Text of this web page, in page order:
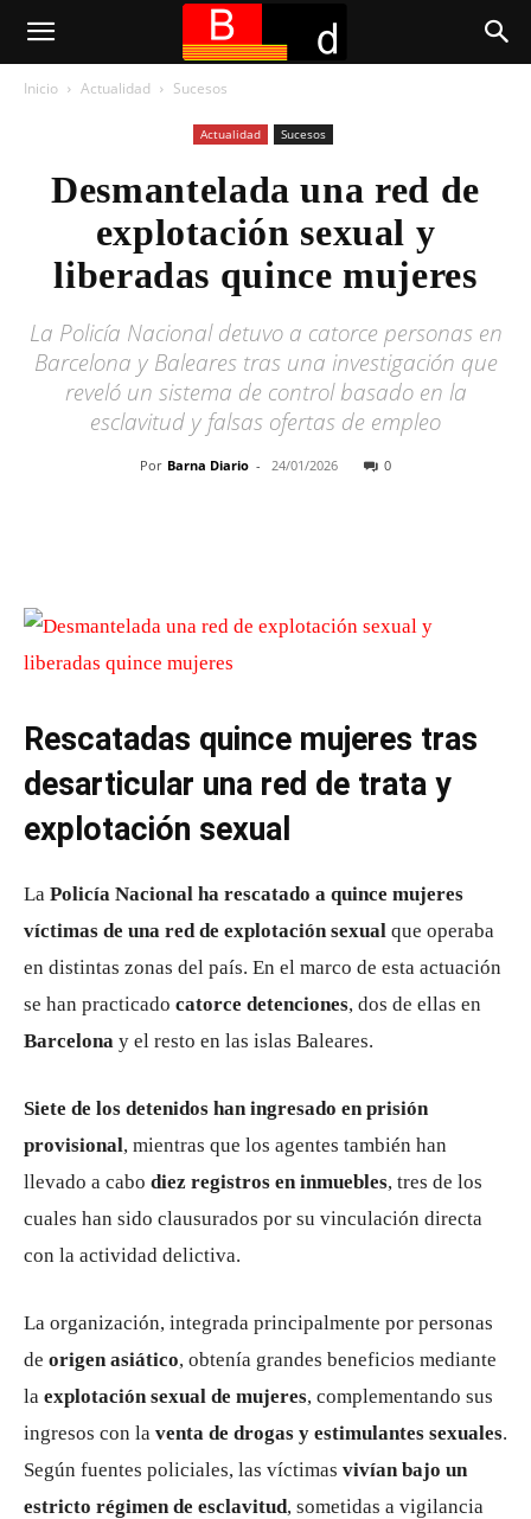
Inicio Actualidad Sucesos
Actualidad Sucesos
Desmantelada una red de
explotación sexual y
liberadas quince mujeres
La Policía Nacional detuvo a catorce personas en
Barcelona y Baleares tras una investigación que
reveló un sistema de control basado en la
esclavitud y falsas ofertas de empleo
Por Barna Diario - 24/01/2026 0
Rescatadas quince mujeres tras
desarticular una red de trata y
explotación sexual
La Policía Nacional ha rescatado a quince mujeres
víctimas de una red de explotación sexual que operaba
en distintas zonas del país. En el marco de esta actuación
se han practicado catorce detenciones, dos de ellas en
Barcelona y el resto en las islas Baleares.
Siete de los detenidos han ingresado en prisión
provisional, mientras que los agentes también han
llevado a cabo diez registros en inmuebles, tres de los
cuales han sido clausurados por su vinculación directa
con la actividad delictiva.
La organización, integrada principalmente por personas
de origen asiático, obtenía grandes beneficios mediante
la explotación sexual de mujeres, complementando sus
ingresos con la venta de drogas y estimulantes sexuales.
Según fuentes policiales, las víctimas vivían bajo un
estricto régimen de esclavitud, sometidas a vigilancia